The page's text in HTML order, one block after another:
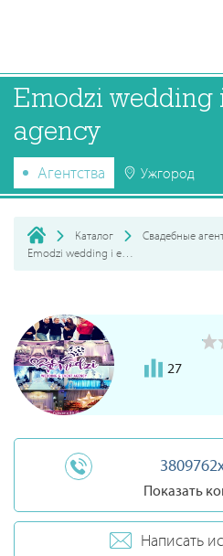
Emodzi wedding
agency
Агентства Ужгород
Каталог Свадебные
27
Показать
Написать